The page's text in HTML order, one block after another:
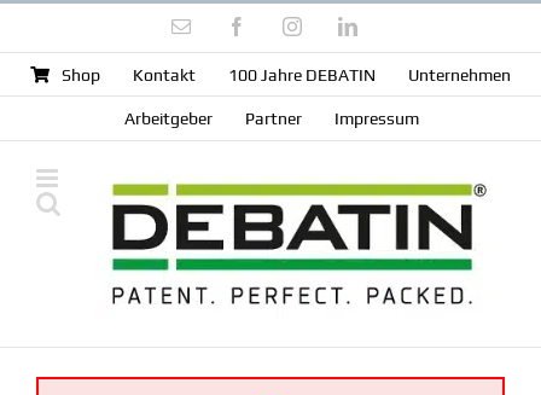
springen
E-
FacebookInstagramLinkedIn
Shop Kontakt 100 Jahre DEBATIN Unter­nehmen
Arbeit­geber Partner Impressum